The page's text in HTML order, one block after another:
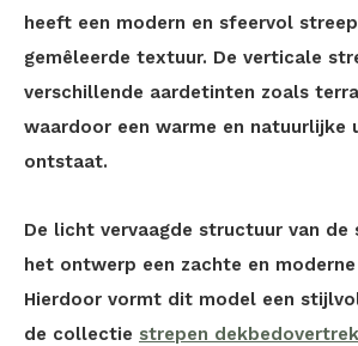
heeft een modern en sfeervol
gemêleerde textuur. De verticale
verschillende aardetinten zoals
waardoor een warme en natuurlijke
ontstaat.
De licht vervaagde structuur van de
het ontwerp een zachte en
Hierdoor vormt dit model een
de collectie strepen